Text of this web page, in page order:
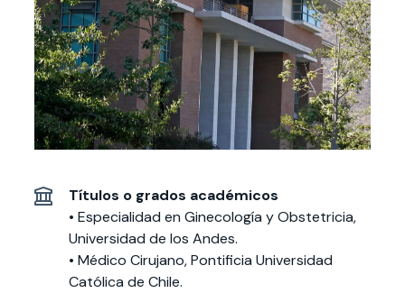
cursos
Especialidades y
estadías
Te puede
interesar:
International
students
Facultades
interesar:
2025
vinculación con la
sociedad
Extensión Cultural
Te puede interesar:Filantropía y Donaciones
intercambio
Servicios y apoyos
Te puede
interesar:
Explora el campus
Uandes
Noticias
estudiantiles
Títulos o grados académicos
• Especialidad en Ginecología y Obstetricia,
Universidad de los Andes.
• Médico Cirujano, Pontificia Universidad
Católica de Chile.